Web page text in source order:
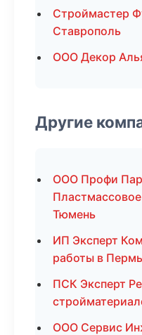
Строймастер
Ставрополь
ООО Декор
Другие
ООО Профи
Тюмень
ИП Эксперт
работы в Пермь
ПСК Эксперт
ООО Сервис